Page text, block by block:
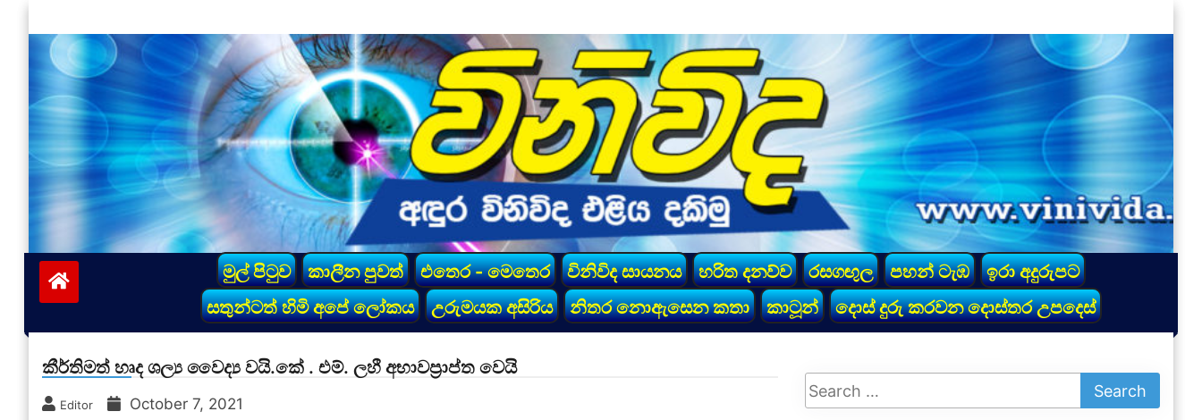
to
content
vinivida.lk
මුල් පිටුව කාලීන පුවත් එතෙර - මෙතෙර විනිවිද සායනය හරිත දනව්ව රසගඟුල පහන් ටැඹ
ඉරා අදුරුපට
සතුන්ටත් හිමි අපේ ලෝකය
උරුමයක අසිරිය නිතර නොඇසෙන කතා කාටූන් දොස් දුරු කරවන දොස්තර උපදෙස්
කීර්තිමත් හෘද ශල්‍ය වෛද්‍ය වයි.කේ . එම්. ලහී අභාවප්‍රාප්ත වෙයි
Editor October 7, 2021